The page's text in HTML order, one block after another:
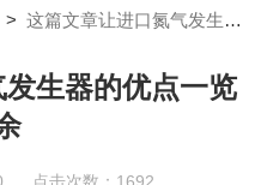
>这篇文章让进口氮气发生器的优点一览无余
生器的优点一览